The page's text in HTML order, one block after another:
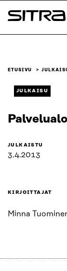
Siirry
suoraan
Sitra
ETUSIVU
JULKAISU
JULKAISTU
3.4.2013
KIRJOITTAJAT
Minna